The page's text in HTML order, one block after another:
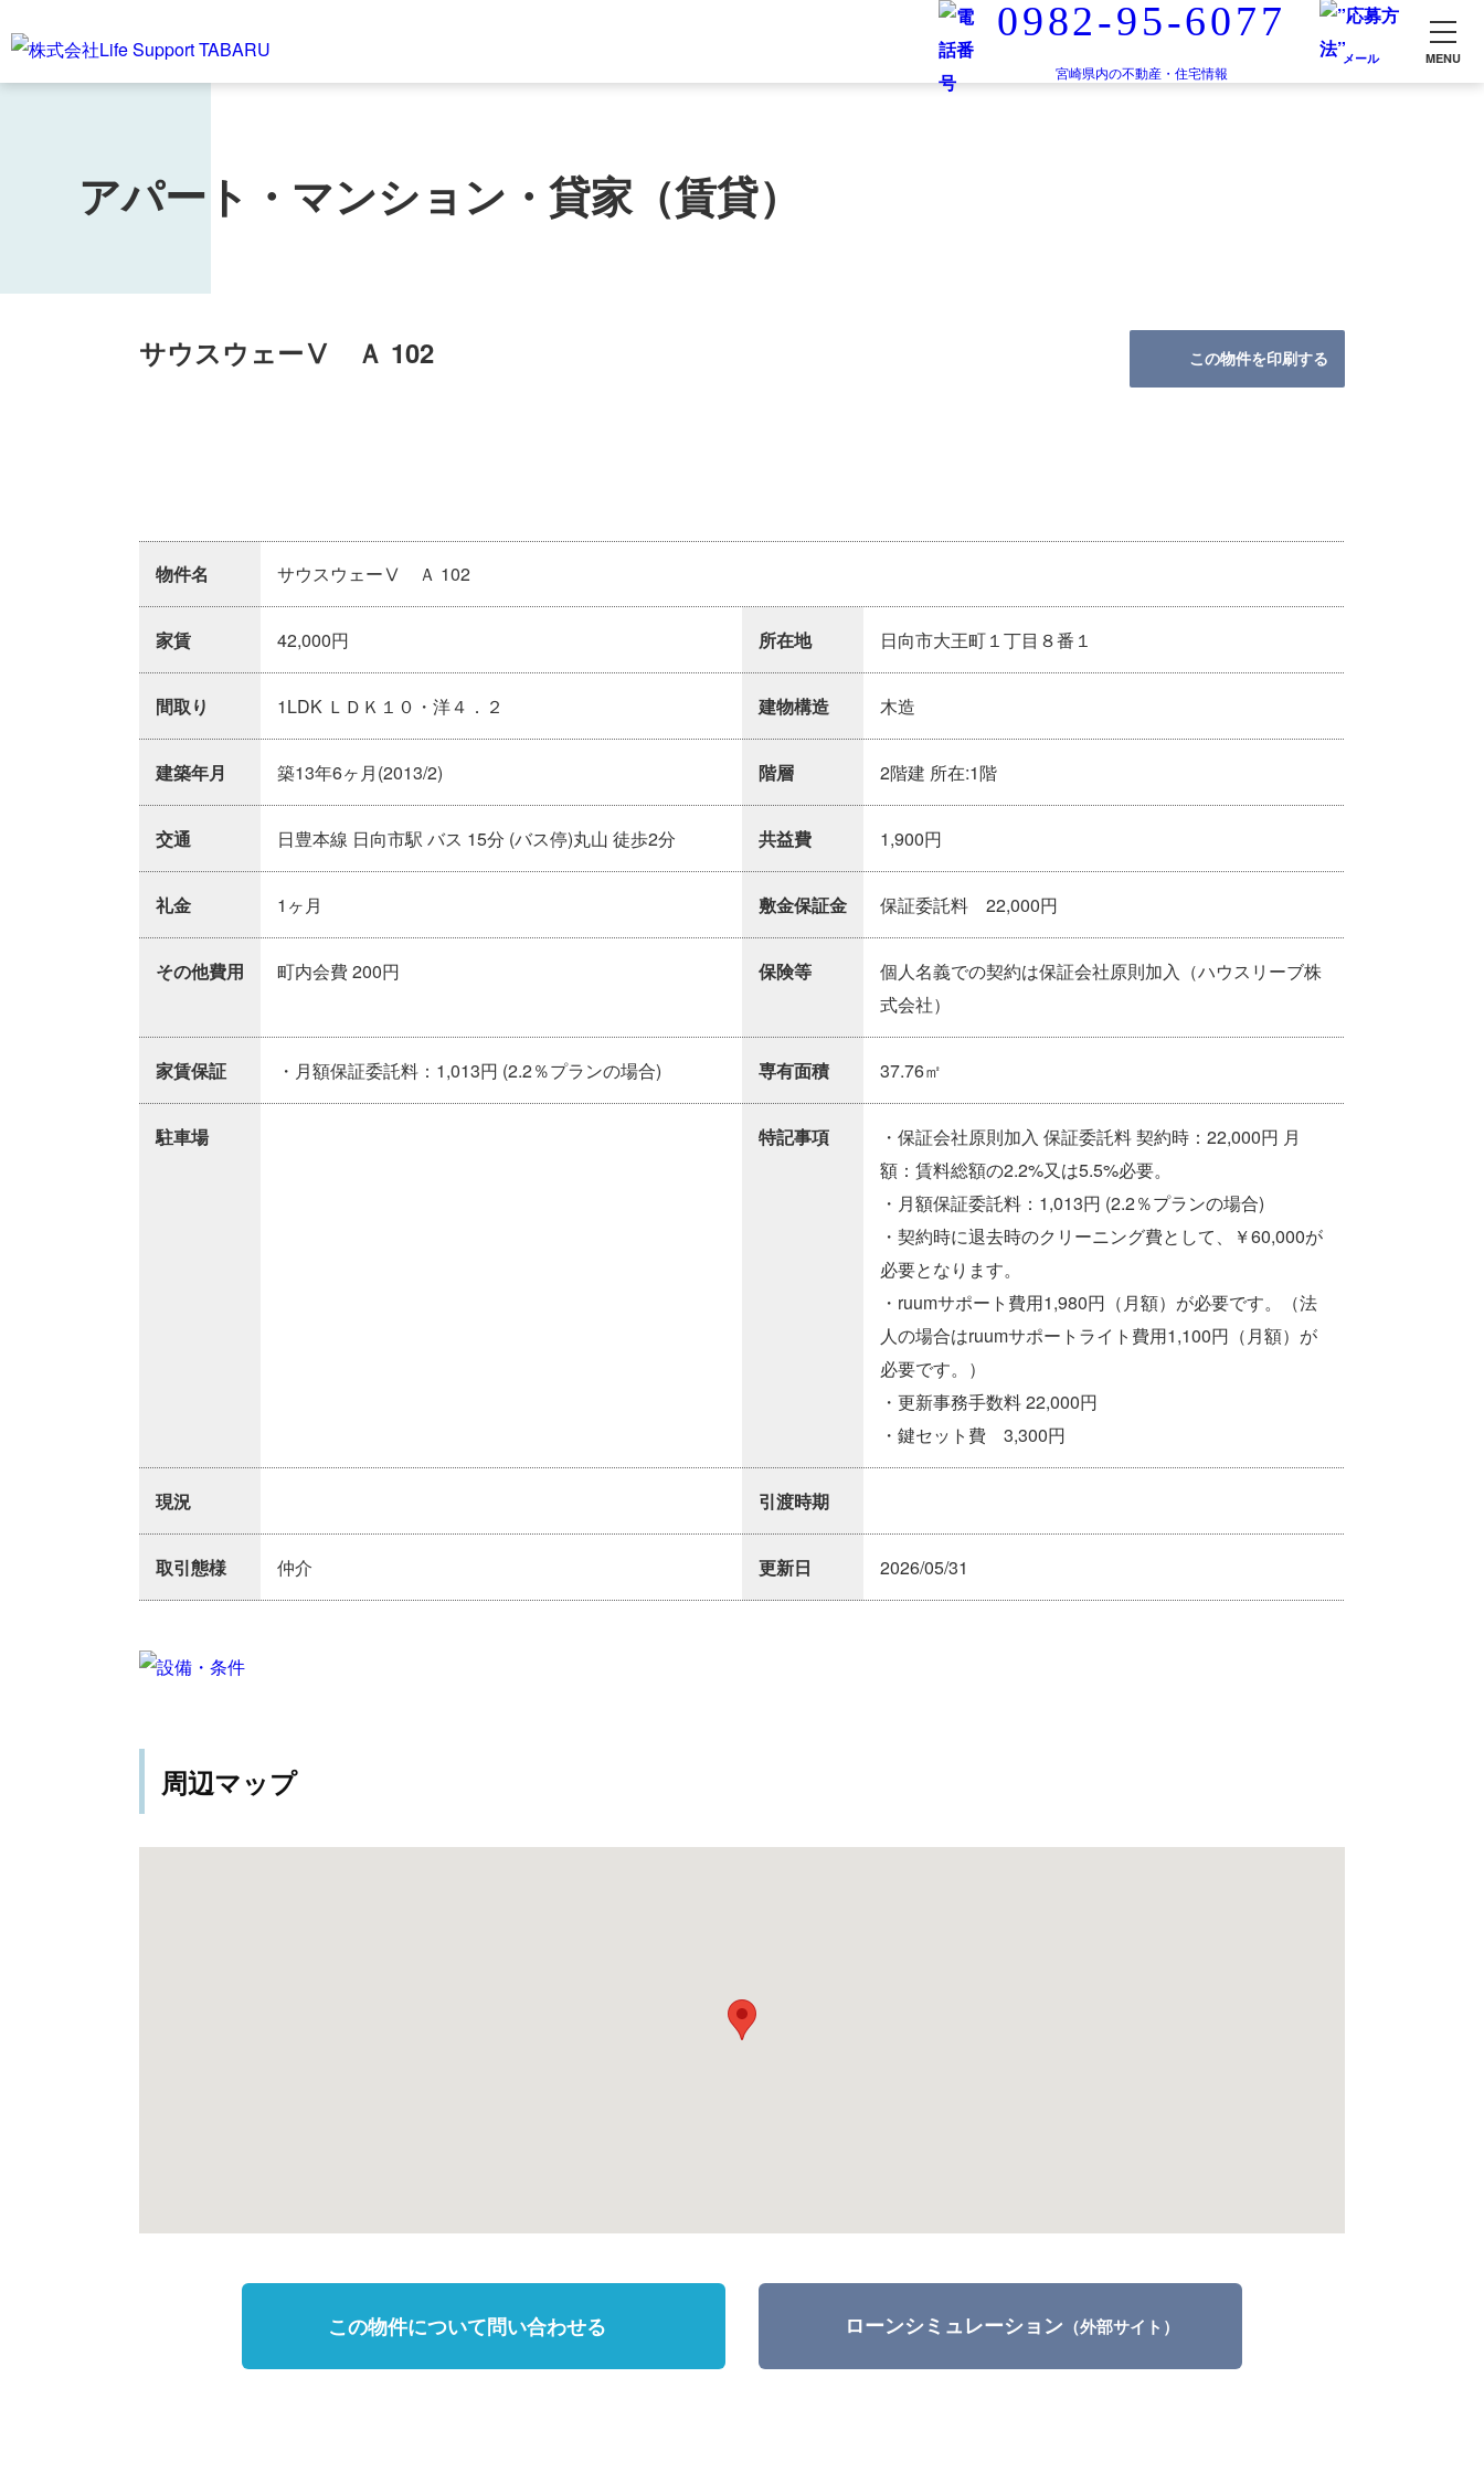
0982-95-6077
宮崎県内の不動産・住宅情報
メール MENU
アパート・マンション・貸家（賃貸）
サウスウェーⅤ Ａ 102 この物件を印刷する
物件名 サウスウェーⅤ Ａ 102
家賃 42,000円 所在地 日向市大王町１丁目８番１
間取り 1LDK ＬＤＫ１０・洋４．２ 建物構造 木造
建築年月 築13年6ヶ月(2013/2) 階層 2階建 所在:1階
交通 日豊本線 日向市駅 バス 15分 (バス停)丸山 徒歩2分 共益費 1,900円
礼金 1ヶ月 敷金保証金 保証委託料 22,000円
その他費用 町内会費 200円 保険等
個人名義での契約は保証会社原則加入（ハウスリーブ株
式会社）
家賃保証 ・月額保証委託料：1,013円 (2.2％プランの場合) 専有面積 37.76㎡
駐車場 特記事項
・保証会社原則加入 保証委託料 契約時：22,000円 月
額：賃料総額の2.2%又は5.5%必要。
・月額保証委託料：1,013円 (2.2％プランの場合)
・契約時に退去時のクリーニング費として、￥60,000が
必要となります。
・ruumサポート費用1,980円（月額）が必要です。（法
人の場合はruumサポートライト費用1,100円（月額）が
必要です。）
・更新事務手数料 22,000円
・鍵セット費 3,300円
現況 引渡時期
取引態様 仲介 更新日 2026/05/31
周辺マップ
この物件について問い合わせる ローンシミュレーション （外部サイト）